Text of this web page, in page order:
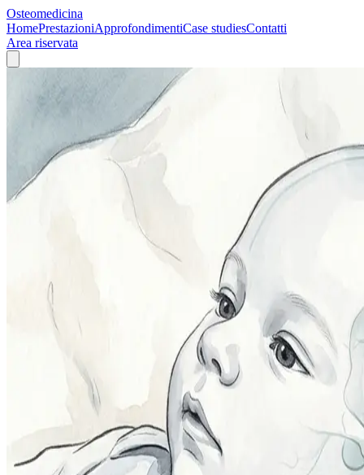
Osteomedicina
HomePrestazioniApprofondimentiCase studiesContatti
Area riservata